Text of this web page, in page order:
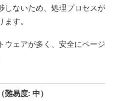
しないため、処理プロセスが
す。
ウェアが多く、安全にページ
易度: 中）